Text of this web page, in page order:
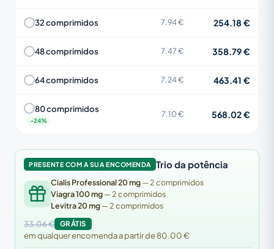
32 comprimidos 7.94 € 254.18 €
48 comprimidos 7.47 € 358.79 €
64 comprimidos 7.24 € 463.41 €
80 comprimidos
7.10 € 568.02 €
PRESENTE COM A SUA ENCOMENDA Trio da potência
Cialis Professional 20 mg— 2 comprimidos
Viagra 100 mg— 2 comprimidos
Levitra 20 mg— 2 comprimidos
33.06 € GRÁTIS
em qualquer encomenda a partir de 80.00 €